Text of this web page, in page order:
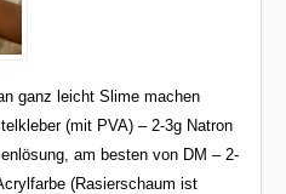
ganz leicht Slime machen
(mit PVA) – 2-3g Natron
am besten von DM – 2-
(Rasierschaum ist